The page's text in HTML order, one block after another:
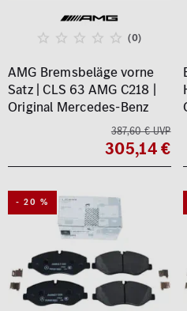
(0)
AMG Bremsbeläge vorne
Satz | CLS 63 AMG C218 |
Original Mercedes-Benz
387,60 € UVP
305,14 €
- 20 %